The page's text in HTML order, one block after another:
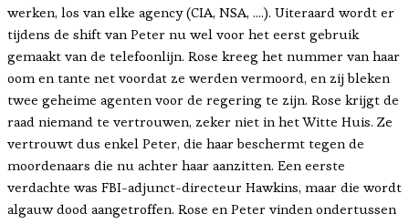
werken, los van elke agency (CIA, NSA, ….). Uiteraard wordt er
tijdens de shift van Peter nu wel voor het eerst gebruik
gemaakt van de telefoonlijn. Rose kreeg het nummer van haar
oom en tante net voordat ze werden vermoord, en zij bleken
twee geheime agenten voor de regering te zijn. Rose krijgt de
raad niemand te vertrouwen, zeker niet in het Witte Huis. Ze
vertrouwt dus enkel Peter, die haar beschermt tegen de
moordenaars die nu achter haar aanzitten. Een eerste
verdachte was FBI-adjunct-directeur Hawkins, maar die wordt
algauw dood aangetroffen. Rose en Peter vinden ondertussen